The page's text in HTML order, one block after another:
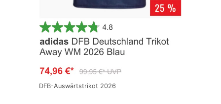
DFB-Auswärtstrikot 2026